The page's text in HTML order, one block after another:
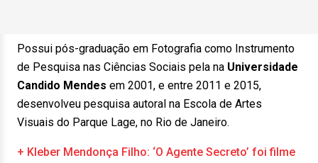
Possui pós-graduação em Fotografia como Instrumento
de Pesquisa nas Ciências Sociais pela na Universidade
Candido Mendes em 2001, e entre 2011 e 2015,
desenvolveu pesquisa autoral na Escola de Artes
Visuais do Parque Lage, no Rio de Janeiro.
+ Kleber Mendonça Filho: ‘O Agente Secreto’ foi filme